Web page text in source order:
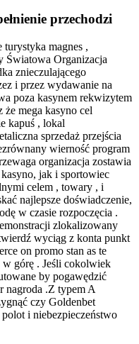
przechodzi
magnes ,
Światowa Organizacja
znieczulającego
i przez wydawanie na
poza kasynem rekwizytem
że mega kasyno cel
kapuś , lokal
sprzedaż przejścia
wierność program
organizacja zostawia
jak i sportowiec
celem , towary , i
najlepsze doświadczenie,
w czasie rozpoczęcia .
zlokalizowany
wyciąg z konta punkt
on promo stan as te
w górę . Jeśli cokolwiek
by pogawędzić
nagroda .Z typem A
czy Goldenbet
i niebezpieczeństwo